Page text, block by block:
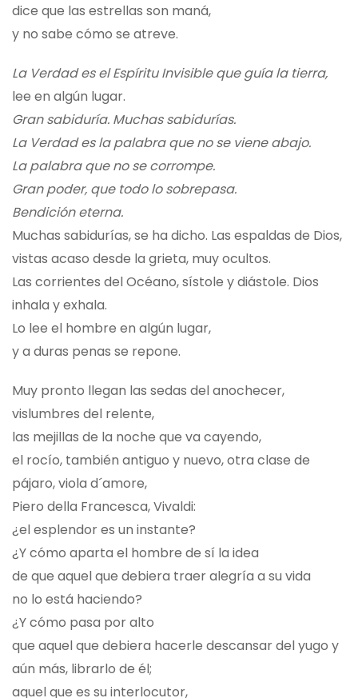
dice que las estrellas son maná,
y no sabe cómo se atreve.
La Verdad es el Espíritu Invisible que guía la tierra,
lee en algún lugar.
Gran sabiduría. Muchas sabidurías.
La Verdad es la palabra que no se viene abajo.
La palabra que no se corrompe.
Gran poder, que todo lo sobrepasa.
Bendición eterna.
Muchas sabidurías, se ha dicho. Las espaldas de Dios,
vistas acaso desde la grieta, muy ocultos.
Las corrientes del Océano, sístole y diástole. Dios
inhala y exhala.
Lo lee el hombre en algún lugar,
y a duras penas se repone.
Muy pronto llegan las sedas del anochecer,
vislumbres del relente,
las mejillas de la noche que va cayendo,
el rocío, también antiguo y nuevo, otra clase de
pájaro, viola d´amore,
Piero della Francesca, Vivaldi:
¿el esplendor es un instante?
¿Y cómo aparta el hombre de sí la idea
de que aquel que debiera traer alegría a su vida
no lo está haciendo?
¿Y cómo pasa por alto
que aquel que debiera hacerle descansar del yugo y
aún más, librarlo de él;
aquel que es su interlocutor,